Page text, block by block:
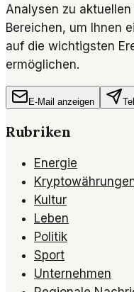
Analysen zu
Bereichen, um Ihnen
auf die wichtigsten
ermöglichen.
E-Mail anzeigen
Rubriken
Energie
Kultur
Leben
Politik
Sport
Unternehmen